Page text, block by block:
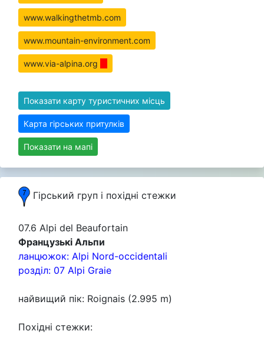
www.walkingthetmb.com
www.mountain-environment.com
www.via-alpina.org
Показати карту туристичних місць
Карта гірських притулків
Показати на мапі
Гірський груп i похідні стежки
07.6 Alpi del Beaufortain
Французькі Альпи
ланцюжок: Alpi Nord-occidentali
розділ: 07 Alpi Graie
найвищий пік: Roignais (2.995 m)
Похідні стежки: